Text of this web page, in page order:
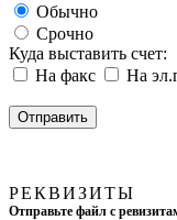
Обычно
Срочно
Куда выставить счет:
На факс
На
РЕКВИЗИТЫ
Отправьте файл с